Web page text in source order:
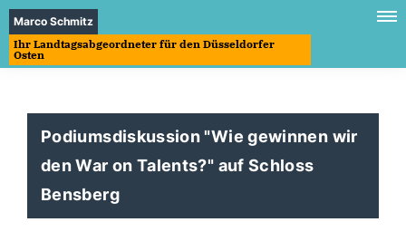
Marco Schmitz
Ihr Landtagsabgeordneter für den Düsseldorfer
Osten
Podiumsdiskussion "Wie gewinnen wir
den War on Talents?" auf Schloss
Bensberg